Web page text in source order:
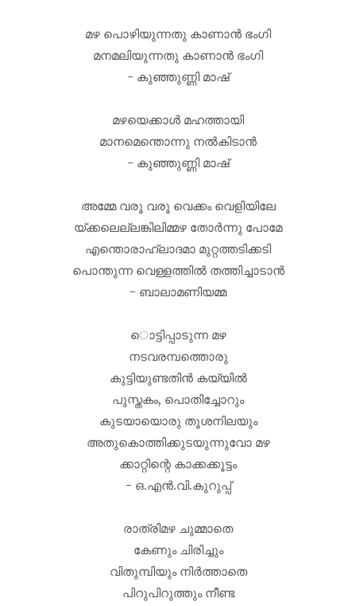
മഴ പൊഴിയുന്നതു കാണാൻ ഭംഗി
മനമലിയുന്നതു കാണാൻ ഭംഗി
- കുഞ്ഞുണ്ണി മാഷ്
മഴയെക്കാൾ മഹത്തായി
മാനമെന്തൊന്നു നൽകിടാൻ
- കുഞ്ഞുണ്ണി മാഷ്
അമ്മേ വരൂ വരൂ വെക്കം വെളിയിലേ
യ്ക്കലെല്ലങ്കിലിമ്മഴ തോർന്നു പോമേ
എന്തൊരാഹ്ലാദമാ മുറ്റത്തടിക്കടി
പൊന്തുന്ന വെള്ളത്തിൽ തത്തിച്ചാടാൻ
- ബാലാമണിയമ്മ
ൊട്ടിപ്പാടുന്ന മഴ
നടവരമ്പത്തൊരു
കുട്ടിയുണ്ടതിൻ കയ്യിൽ
പുസ്തകം, പൊതിച്ചോറും
കുടയായൊരു തൂശനിലയും
അതുകൊത്തിക്കുടയുന്നുവോ മഴ
ക്കാറ്റിന്റെ കാക്കക്കൂട്ടം
- ഒ.എൻ.വി.കുറുപ്പ്
രാത്രിമഴ ചുമ്മാതെ
കേണും ചിരിച്ചും
വിതുമ്പിയും നിർത്താതെ
പിറുപിറുത്തും നീണ്ട